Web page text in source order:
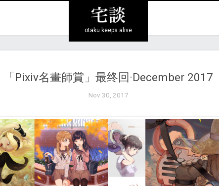
otaku keeps alive
「Pixiv名畫師賞」最终回·December 2017
Nov 30, 2017